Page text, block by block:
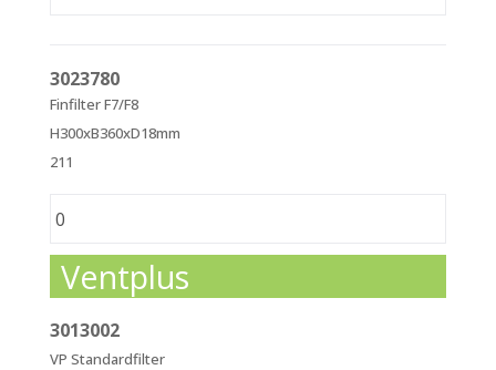
3023780
Finfilter F7/F8
H300xB360xD18mm
211
Ventplus
3013002
VP Standardfilter